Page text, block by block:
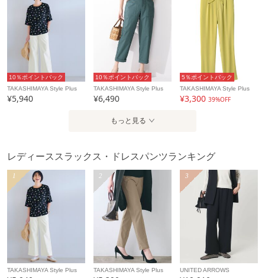
10％ポイントバック
TAKASHIMAYA Style Plus
¥5,940
10％ポイントバック
TAKASHIMAYA Style Plus
¥6,490
5％ポイントバック
TAKASHIMAYA Style Plus
¥3,300 39%OFF
もっと見る
レディーススラックス・ドレスパンツランキング
1
TAKASHIMAYA Style Plus
2
TAKASHIMAYA Style Plus
3
UNITED ARROWS